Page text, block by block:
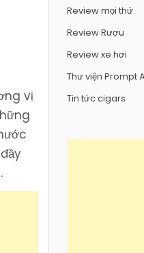
vị
.
Review mọi thứ
Review Rượu
Review xe hơi
Thư viện Prompt
Tin tức cigars